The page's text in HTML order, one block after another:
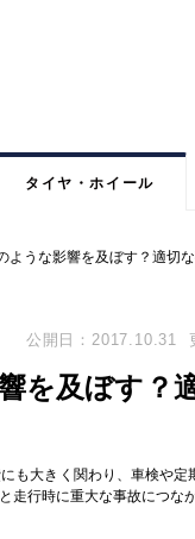
タイヤ・ホイール
ような影響を及ぼす？適切
公開日：2017.10.31
を及ぼす？
も大きく関わり、車検や定
行時に重大な事故につな